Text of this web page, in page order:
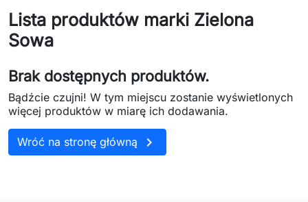
Lista produktów marki Zielona
Sowa
Brak dostępnych produktów.
Bądźcie czujni! W tym miejscu zostanie wyświetlonych
więcej produktów w miarę ich dodawania.
Wróć na stronę główną 